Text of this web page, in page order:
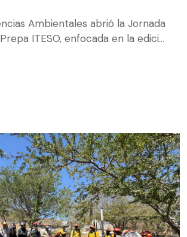
Ambientales abrió la Jornada
ITESO, enfocada en la edici...